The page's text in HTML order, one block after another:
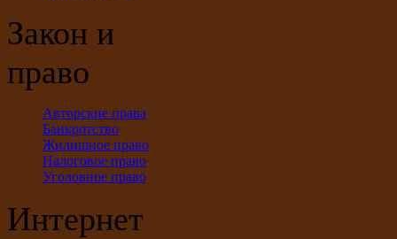
Закон и
право
Авторские права
Банкротство
Жилищное право
Налоговое право
Уголовное право
Интернет